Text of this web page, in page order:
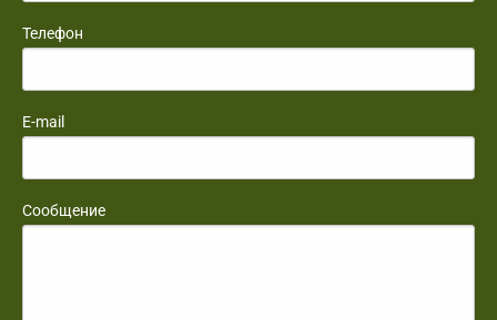
Телефон
E-mail
Сообщение